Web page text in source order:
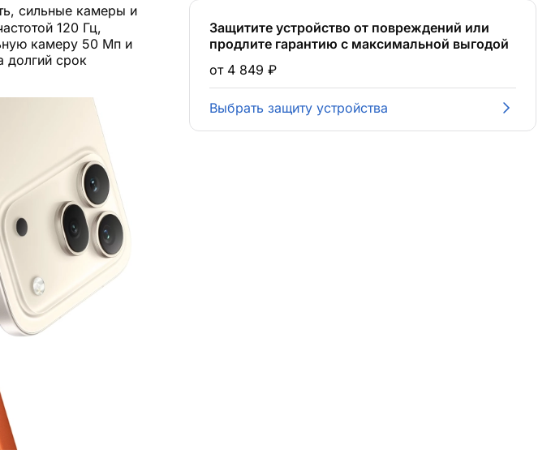
сильные камеры и
120 Гц,
камеру 50 Мп и
долгий срок
Защитите устройство от повреждений или
продлите гарантию с максимальной выгодой
от 4 849 ₽
Выбрать защиту устройства